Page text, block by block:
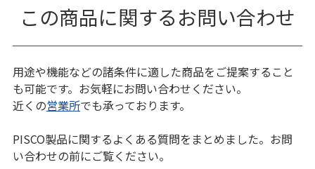
この商品に関するお問い合わせ
用途や機能などの諸条件に適した商品をご提案すること
も可能です。お気軽にお問い合わせください。
近くの営業所でも承っております。
PISCO製品に関するよくある質問をまとめました。お問
い合わせの前にご覧ください。